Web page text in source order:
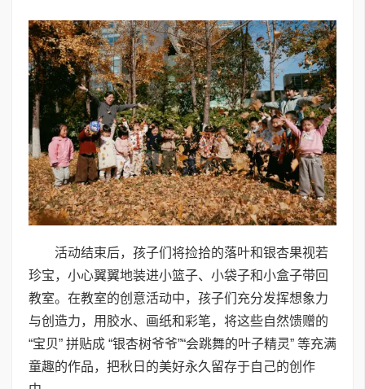
活动结束后，孩子们将捡拾的落叶和银杏果视若
珍宝，小心翼翼地装进小篮子、小袋子和小盒子带回
教室。在教室的创意活动中，孩子们充分发挥想象力
与创造力，用胶水、画纸和彩笔，将这些自然馈赠的
“宝贝” 拼贴成 “银杏树爷爷”“会跳舞的叶子精灵” 等充满
童趣的作品，把秋日的美好永久留存于自己的创作